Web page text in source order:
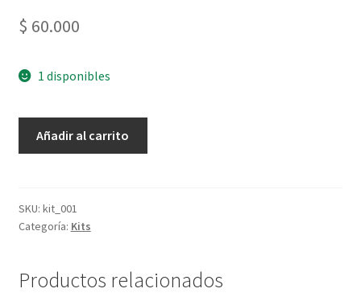
$ 60.000
1 disponibles
+
Pulpa
40g
Añadir al carrito
SKU: kit_001
Categoría: Kits
Productos relacionados